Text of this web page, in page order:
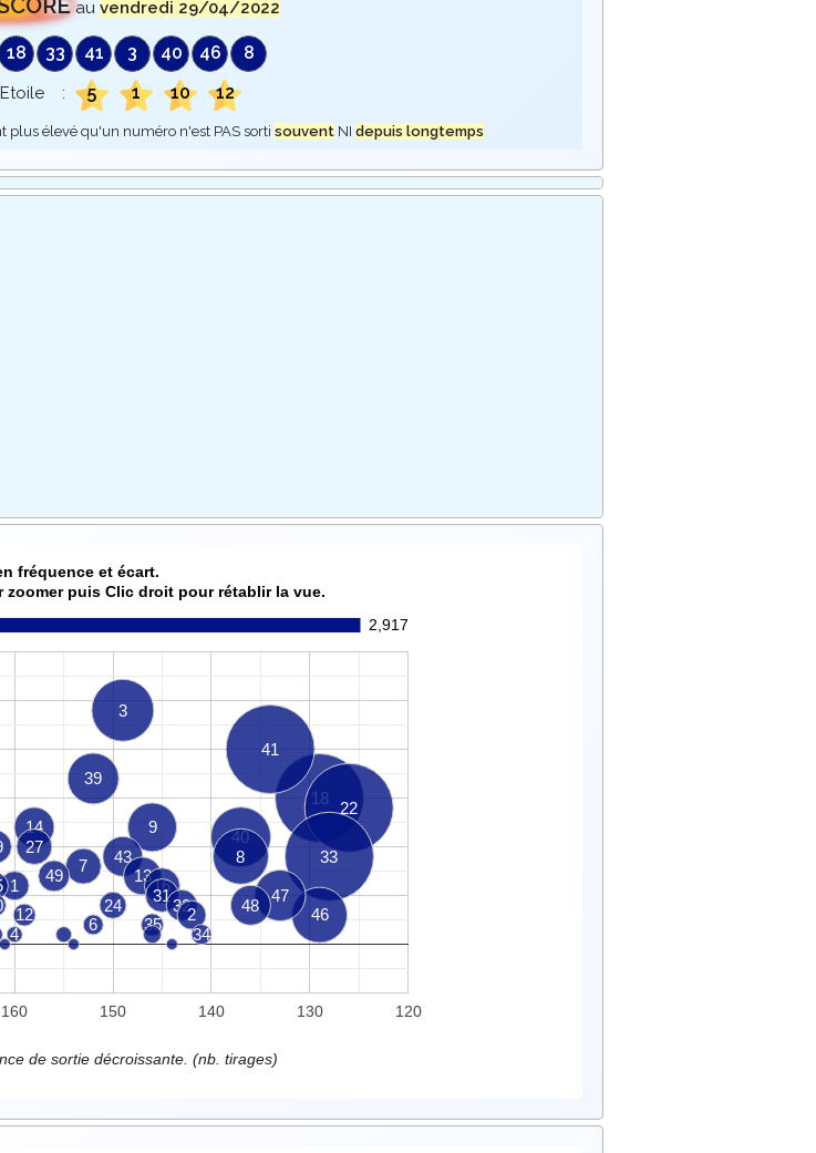
au vendredi 29/04/2022
18 33 41 3 40 46 8
Etoile : 5 1 10 12
plus élevé qu'un numéro n'est PAS sorti souventNI depuis longtemps
fréquence et écart.
zoomer puis Clic droit pour rétablir la vue.
2,917
18
22
33
41
3
40
8
46
39
47
9
14
43
48
13
7
16
27
31
32
49
1
2
24
12
35
6
34
4
160 150 140 130 120
de sortie décroissante. (nb. tirages)